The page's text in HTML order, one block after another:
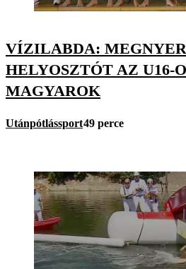
VÍZILABDA:
HELYOSZTÓT AZ U16-
MAGYAROK
Utánpótlássport49 perce